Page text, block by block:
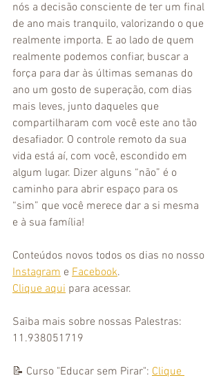
nós a decisão consciente de ter um final
de ano mais tranquilo, valorizando o que
realmente importa. E ao lado de quem
realmente podemos confiar, buscar a
força para dar às últimas semanas do
ano um gosto de superação, com dias
mais leves, junto daqueles que
compartilharam com você este ano tão
desafiador. O controle remoto da sua
vida está aí, com você, escondido em
algum lugar. Dizer alguns “não” é o
caminho para abrir espaço para os
“sim” que você merece dar a si mesma
e à sua família!
Conteúdos novos todos os dias no nosso
Instagram e Facebook.
Clique aqui para acessar.
Saiba mais sobre nossas Palestras:
11.938051719
📝 Curso "Educar sem Pirar": Clique